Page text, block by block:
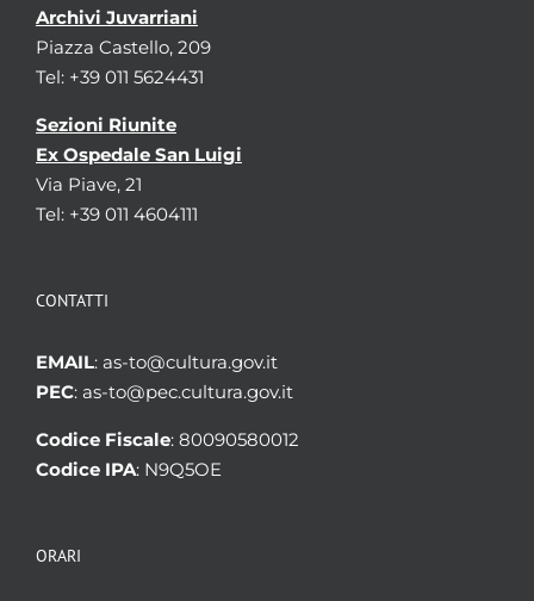
Archivi Juvarriani
Piazza Castello, 209
Tel: +39 011 5624431
Sezioni Riunite
Ex Ospedale San Luigi
Via Piave, 21
Tel: +39 011 4604111
CONTATTI
EMAIL: as-to@cultura.gov.it
PEC: as-to@pec.cultura.gov.it
Codice Fiscale: 80090580012
Codice IPA: N9Q5OE
ORARI